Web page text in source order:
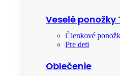
Veselé
Členkové
Pre deti
Oblečenie